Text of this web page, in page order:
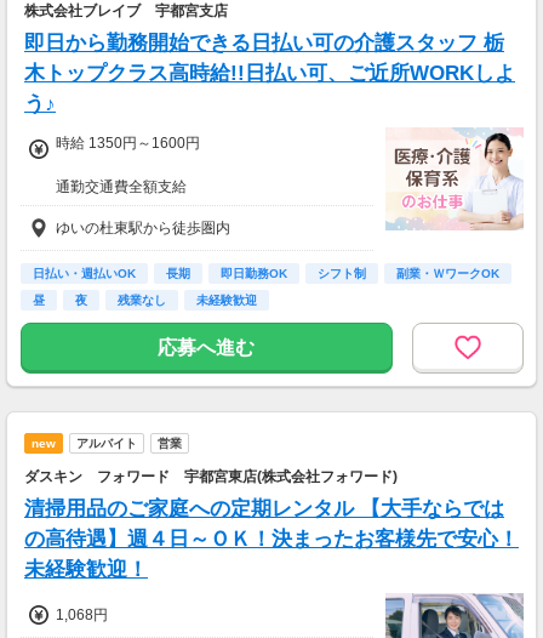
株式会社ブレイブ 宇都宮支店
即日から勤務開始できる日払い可の介護スタッフ 栃
木トップクラス高時給!!日払い可、ご近所WORKしよ
う♪
時給 1350円～1600円
通勤交通費全額支給
【週３で…】
・月収179,200円(時給1,600円×8時間×14日)
【週５で…】
・月収281,600円(時給1,600円×8時間×22日)
ゆいの杜東駅から徒歩圏内
日払い・週払いOK 長期 即日勤務OK シフト制
副業・ＷワークOK
昼
夜 残業なし 未経験歓迎
応募へ進む
new アルバイト 営業
ダスキン フォワード 宇都宮東店(株式会社フォワード)
清掃用品のご家庭への定期レンタル 【大手ならでは
の高待遇】週４日～ＯＫ！決まったお客様先で安心！
未経験歓迎！
1,068円